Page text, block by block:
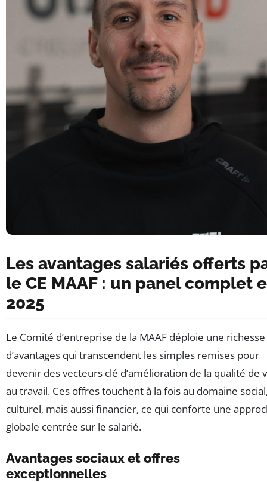
Les avantages salariés offerts
le CE MAAF : un panel complet
2025
Le Comité d’entreprise de la MAAF déploie une richesse
d’avantages qui transcendent les simples remises pour
devenir des vecteurs clé d’amélioration de la qualité de
au travail. Ces offres touchent à la fois au domaine
culturel, mais aussi financier, ce qui conforte une
globale centrée sur le salarié.
Avantages sociaux et offres
exceptionnelles